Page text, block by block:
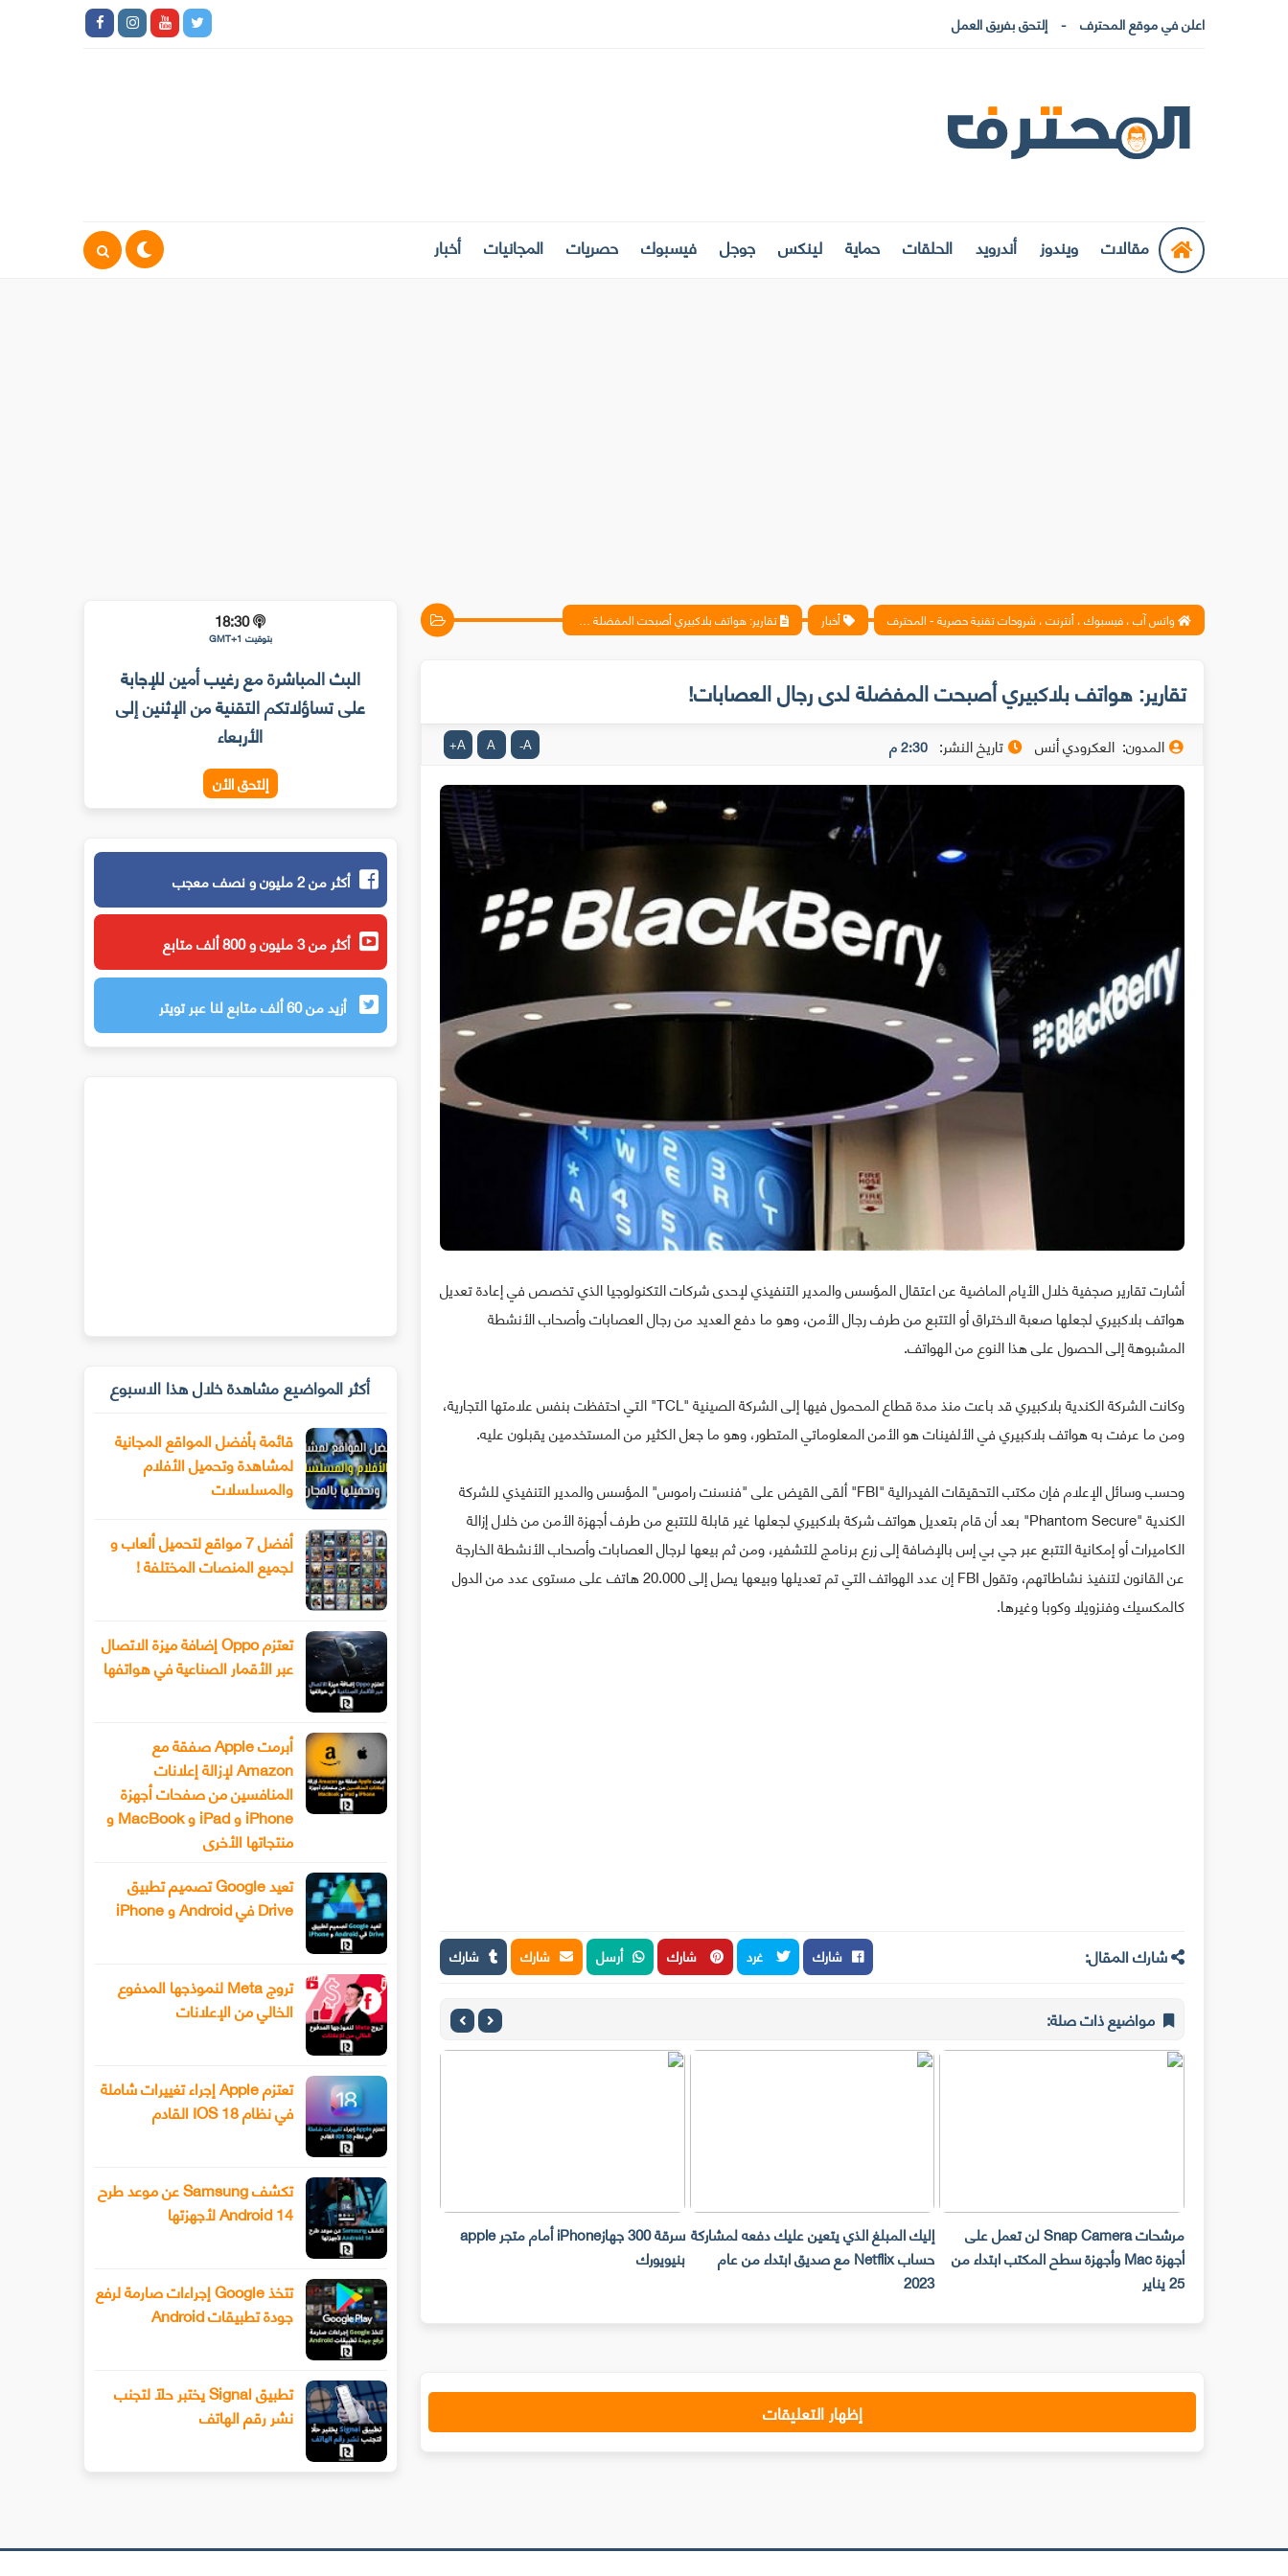
اعلن في موقع المحترف إلتحق بفريق العمل
مقالات ويندوز أندرويد الحلقات حماية لينكس جوجل فيسبوك حصريات المجانيات أخبار
واتس آب ، فيسبوك ، أنترنت ، شروحات تقنية حصرية - المحترف أخبار تقارير: هواتف بلاكبيري أصبحت المفضلة لدى رجال العصابات!
تقارير: هواتف بلاكبيري أصبحت المفضلة لدى رجال العصابات!
المدون: العكرودي أنس تاريخ النشر: 2:30 م A
-
A
A
+
أشارت تقارير صجفية خلال الأيام الماضية عن اعتقال المؤسس والمدير التنفيذي لإحدى شركات التكنولوجيا الذي تخصص في إعادة تعديل
هواتف بلاكبيري لجعلها صعبة الاختراق أو التتبع من طرف رجال الأمن، وهو ما دفع العديد من رجال العصابات وأصحاب الأنشطة
المشبوهة إلى الحصول على هذا النوع من الهواتف.
وكانت الشركة الكندية بلاكبيري قد باعت منذ مدة قطاع المحمول فيها إلى الشركة الصينية "TCL" التي احتفظت بنفس علامتها التجارية،
ومن ما عرفت به هواتف بلاكبيري في الألفينات هو الأمن المعلوماتي المتطور، وهو ما جعل الكثير من المستخدمين يقبلون عليه.
وحسب وسائل الإعلام فإن مكتب التحقيقات الفيدرالية "FBI" ألقى القيض على "فنسنت راموس" المؤسس والمدير التنفيذي للشركة
الكندية "Phantom Secure" بعد أن قام بتعديل هواتف شركة بلاكبيري لجعلها غير قابلة للتتبع من طرف أجهزة الأمن من خلال إزالة
الكاميرات أو إمكانية التتبع عبر جي بي إس بالإضافة إلى زرع برنامج للتشفير، ومن ثم بيعها لرجال العصابات وأصحاب الأنشطة الخارجة
عن القانون لتنفيذ نشاطاتهم، وتقول FBI إن عدد الهواتف التي تم تعديلها وبيعها يصل إلى 20.000 هاتف على مستوى عدد من الدول
كالمكسيك وفنزويلا وكوبا وغيرها.
شارك المقال: شارك غرد شارك أرسل شارك شارك
مواضيع ذات صلة:
مرشحات Snap Camera لن تعمل على
أجهزة Mac وأجهزة سطح المكتب ابتداء من
25 يناير
إليك المبلغ الذي يتعين عليك دفعه لمشاركة
حساب Netflix مع صديق ابتداء من عام
2023
سرقة 300 جهازiPhone أمام متجر apple
بنيويورك
سيحصل هاتف Xiaomi 13 أخيرًا على عدسة
تليفوتوغرافي
إظهار التعليقات
18:30
بتوقيت GMT+1
البث المباشرة مع رغيب أمين للإجابة
على تساؤلاتكم التقنية من الإثنين إلى
الأربعاء
إلتحق الأن
أكثر من 2 مليون و نصف معجب
أكثر من 3 مليون و 800 ألف متابع
أزيد من 60 ألف متابع لنا عبر تويتر
أكثر المواضيع مشاهدة خلال هذا الاسبوع
قائمة بأفضل المواقع المجانية
لمشاهدة وتحميل الأفلام
والمسلسلات
أفضل 7 مواقع لتحميل ألعاب و
لجميع المنصات المختلفة !
تعتزم Oppo إضافة ميزة الاتصال
عبر الأقمار الصناعية في هواتفها
أبرمت Apple صفقة مع
Amazon لإزالة إعلانات
المنافسين من صفحات أجهزة
iPhone و iPad و MacBook و
منتجاتها الأخرى
تعيد Google تصميم تطبيق
Drive في Android و iPhone
تروج Meta لنموذجها المدفوع
الخالي من الإعلانات
تعتزم Apple إجراء تغييرات شاملة
في نظام IOS 18 القادم
تكشف Samsung عن موعد طرح
Android 14 لأجهزتها
تتخذ Google إجراءات صارمة لرفع
جودة تطبيقات Android
تطبيق Signal يختبر حلًا لتجنب
نشر رقم الهاتف